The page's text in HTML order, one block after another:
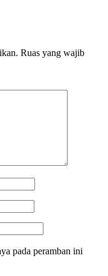
Ruas yang wajib
pada peramban ini